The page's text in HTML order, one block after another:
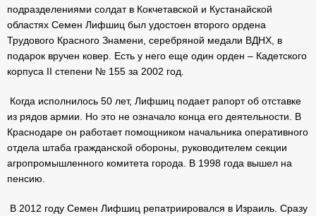
подразделениями солдат в Кокчетавской и Кустанайской
областях Семен Лифшиц был удостоен второго ордена
Трудового Красного Знамени, серебряной медали ВДНХ, в
подарок вручен ковер. Есть у него еще один орден – Кадетского
корпуса II степени № 155 за 2002 год.
Когда исполнилось 50 лет, Лифшиц подает рапорт об отставке
из рядов армии. Но это не означало конца его деятельности. В
Краснодаре он работает помощником начальника оперативного
отдела штаба гражданской обороны, руководителем секции
агропромышленного комитета города. В 1998 года вышел на
пенсию.
В 2012 году Семен Лифшиц репатриировался в Израиль. Сразу